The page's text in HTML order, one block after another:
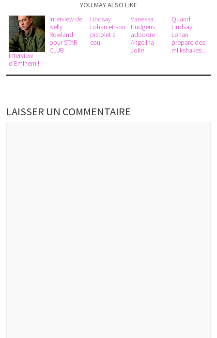
YOU MAY ALSO LIKE
Interview
d’Eminem !
Interview de
Kelly
Rowland
pour STAR
CLUB
Lindsay
Lohan et son
pistolet à
eau
Vanessa
Hudgens
adooore
Angelina
Jolie
Quand
Lindsay
Lohan
prépare des
milkshakes…
LAISSER UN COMMENTAIRE